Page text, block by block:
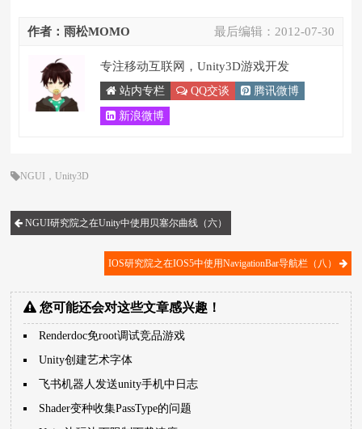
最后编辑： 2012-07-30
作者：雨松MOMO
专注移动互联网，Unity3D游戏开发
站内专栏 QQ交谈 腾讯微博
新浪微博
NGUI ，Unity3D
NGUI研究院之在Unity中使用贝塞尔曲线（六）
IOS研究院之在IOS5中使用NavigationBar导航栏（八）
您可能还会对这些文章感兴趣！
Renderdoc免root调试竞品游戏
Unity创建艺术字体
飞书机器人发送unity手机中日志
Shader变种收集PassType的问题